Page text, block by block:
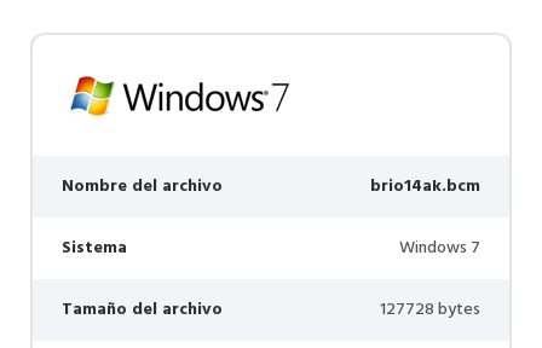
Nombre del archivo brio14ak.bcm
Sistema Windows 7
Tamaño del archivo 127728 bytes